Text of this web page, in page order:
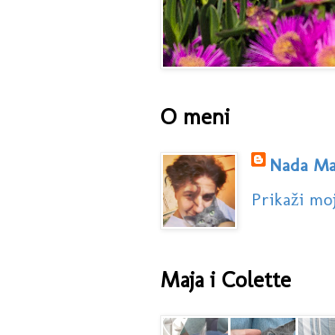
O meni
Nada
Prikaži
Maja i Colette